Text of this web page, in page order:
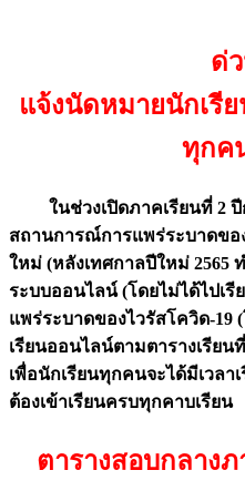
ด่
แจ้งนัดหมายนักเรี
ทุกค
ในช่วงเปิดภาคเรียนที่ 2 ปีก
สถานการณ์การแพร่ระบาดขอ
ใหม่ (หลังเทศกาลปีใหม่ 2565
ระบบออนไลน์ (โดยไม่ได้ไปเรี
แพร่ระบาดของไวรัสโควิด-19
เรียนออนไลน์ตามตารางเรีย
เพื่อนักเรียนทุกคนจะได้มีเวล
ต้องเข้าเรียนครบทุกคาบเรียน
ตารางสอบกลาง